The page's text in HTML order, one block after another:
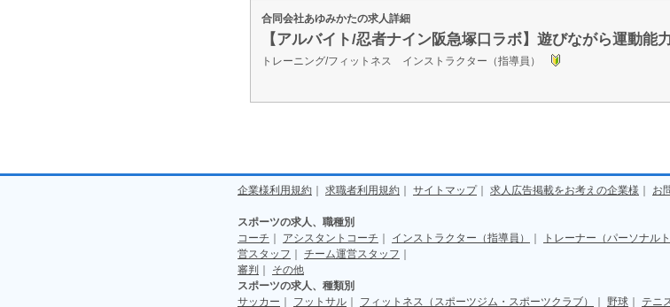
合同会社あゆみかたの求人詳細
【アルバイト/忍者ナイン阪急塚口ラボ】遊びながら運動能
トレーニング/フィットネス インストラクター（指導員）
企業様利用規約 求職者利用規約 サイトマップ｜ 求人広告掲載をお考えの企業様 お
スポーツの求人、職種別
コーチ
アシスタントコーチ インストラクター（指導員） トレーナー（パーソナル
営スタッフ
チーム運営スタッフ
審判
その他
スポーツの求人、種類別
サッカー
フットサル フィットネス（スポーツジム・スポーツクラブ） 野球 テニ